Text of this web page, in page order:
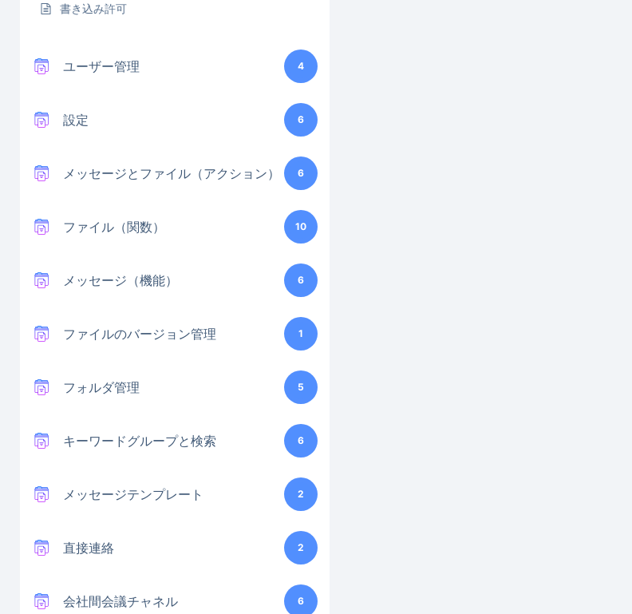
書き込み許可
ユーザー管理 4
設定 6
メッセージとファイル（アクション） 6
ファイル（関数） 10
メッセージ（機能） 6
ファイルのバージョン管理 1
フォルダ管理 5
キーワードグループと検索 6
メッセージテンプレート 2
直接連絡 2
会社間会議チャネル 6